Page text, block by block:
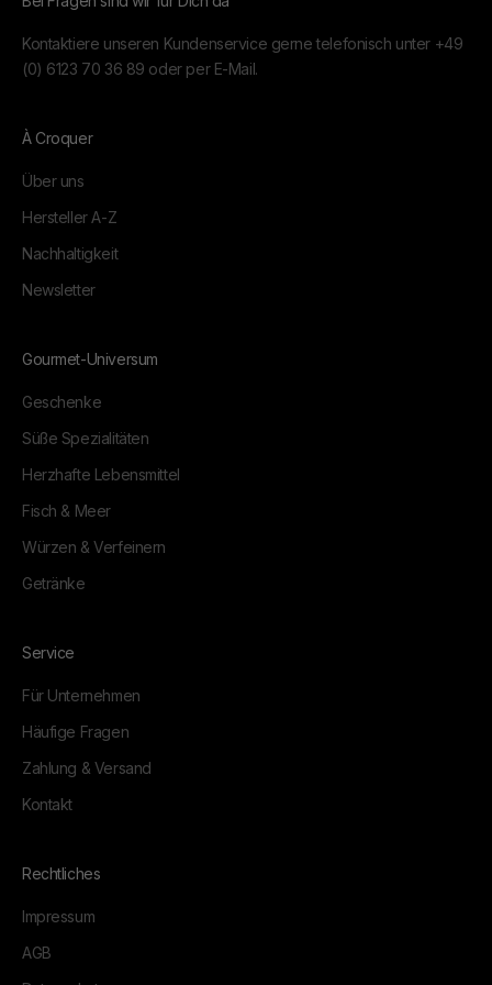
Kontaktiere unseren Kundenservice gerne telefonisch unter +49
(0) 6123 70 36 89 oder per E-Mail.
À Croquer
Über uns
Hersteller A-Z
Nachhaltigkeit
Newsletter
Gourmet-Universum
Geschenke
Süße Spezialitäten
Herzhafte Lebensmittel
Fisch & Meer
Würzen & Verfeinern
Getränke
Service
Für Unternehmen
Häufige Fragen
Zahlung & Versand
Kontakt
Rechtliches
Impressum
AGB